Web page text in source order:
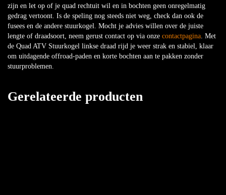
zijn en let op of je quad rechtuit wil en in bochten geen onregelmatig
gedrag vertoont. Is de speling nog steeds niet weg, check dan ook de
fusees en de andere stuurkogel. Mocht je advies willen over de juiste
lengte of draadsoort, neem gerust contact op via onze contactpagina. Met
de Quad ATV Stuurkogel linkse draad rijd je weer strak en stabiel, klaar
om uitdagende offroad-paden en korte bochten aan te pakken zonder
stuurproblemen.
Gerelateerde producten